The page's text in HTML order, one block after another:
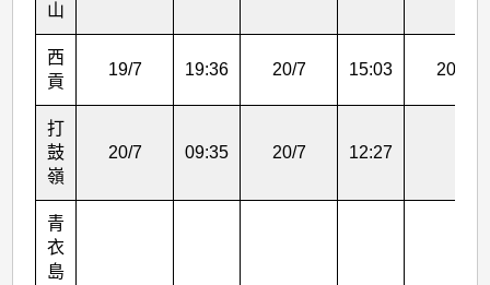
山
西
貢
19/7 19:36 20/7 15:03 20/7
打
鼓
嶺
20/7 09:35 20/7 12:27
青
衣
島